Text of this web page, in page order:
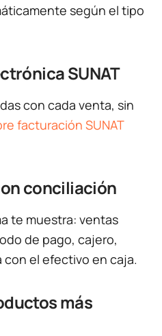
según el tipo
SUNAT
con cada venta, sin
facturación SUNAT
conciliación
te muestra: ventas
de pago, cajero,
el efectivo en caja.
más